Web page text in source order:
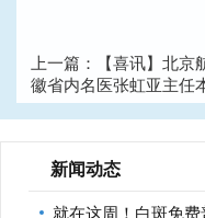
上一篇：
【喜讯】北
徽省内名医张虹亚主任
下一篇：名医会诊|9月
新闻动态
就在这周！白斑免费普